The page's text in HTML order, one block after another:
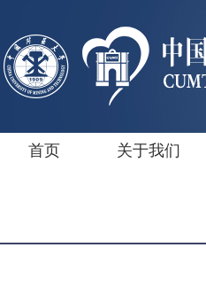
首页 关于我们